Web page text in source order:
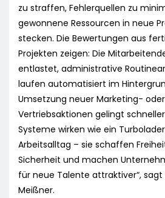
zu straffen, Fehlerquellen zu
gewonnene Ressourcen in neue
stecken. Die Bewertungen aus
Projekten zeigen: Die
entlastet, administrative
laufen automatisiert im
Umsetzung neuer Marketing- oder
Vertriebsaktionen gelingt
Systeme wirken wie ein
Arbeitsalltag – sie schaffen
Sicherheit und machen
für neue Talente attraktiver“, sagt
Meißner.